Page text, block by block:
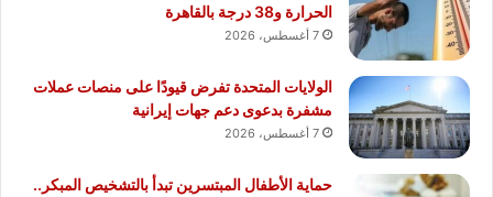
الحرارة و38 درجة بالقاهرة
7 أغسطس، 2026
الولايات المتحدة تفرض قيودًا على منصات عملات
مشفرة بدعوى دعم جهات إيرانية
7 أغسطس، 2026
حماية الأطفال المبتسرين تبدأ بالتشخيص المبكر..